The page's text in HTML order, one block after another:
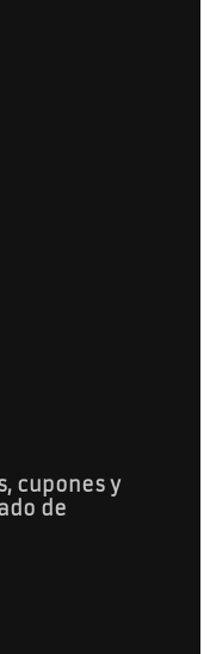
cupones y
de